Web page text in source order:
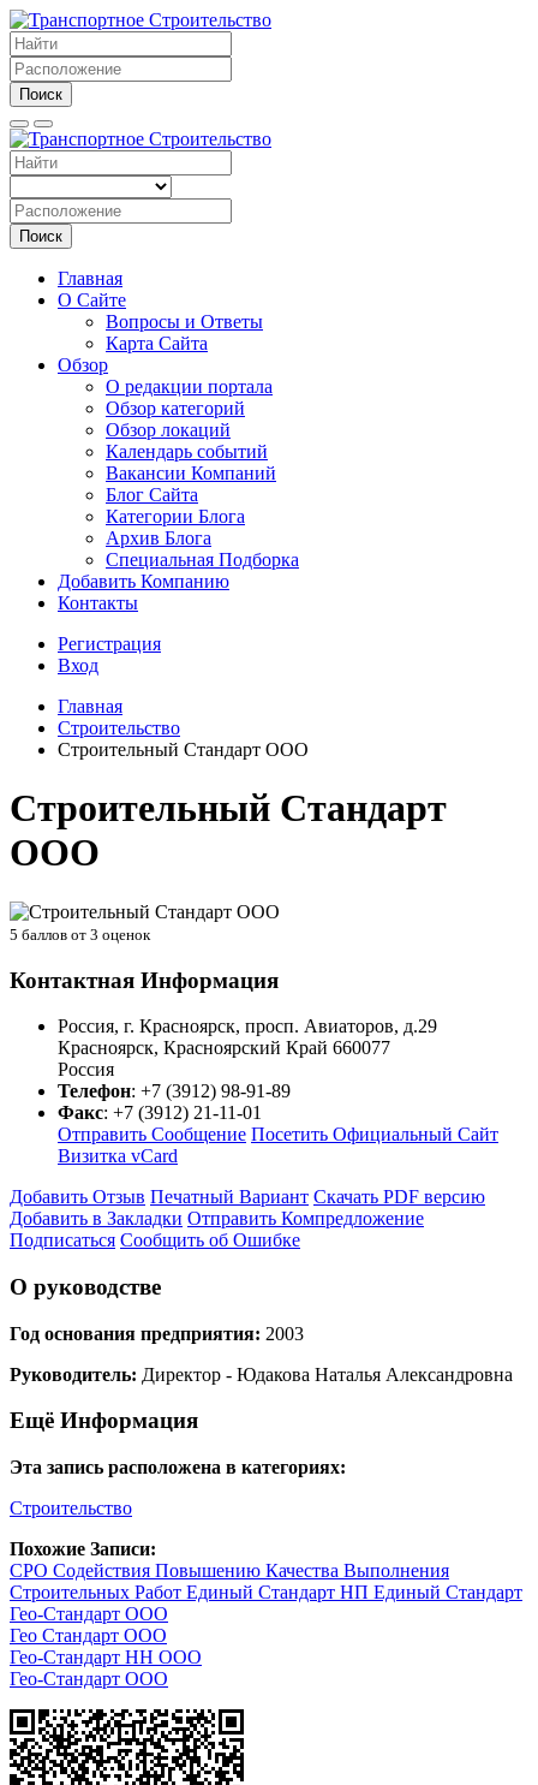
Поиск
Поиск
Главная
О Сайте
Вопросы и Ответы
Карта Сайта
Обзор
О редакции портала
Обзор категорий
Обзор локаций
Календарь событий
Вакансии Компаний
Блог Сайта
Категории Блога
Архив Блога
Специальная Подборка
Добавить Компанию
Контакты
Регистрация
Вход
Главная
Строительство
Строительный Стандарт ООО
Строительный Стандарт
ООО
5 баллов от 3 оценок
Контактная Информация
Россия, г. Красноярск, просп. Авиаторов, д.29
Красноярск, Красноярский Край 660077
Россия
Телефон: +7 (3912) 98-91-89
Факс: +7 (3912) 21-11-01
Отправить Сообщение Посетить Официальный Сайт
Визитка vCard
Добавить Отзыв Печатный Вариант Скачать PDF версию
Добавить в Закладки Отправить Компредложение
Подписаться Сообщить об Ошибке
О руководстве
Год основания предприятия: 2003
Руководитель: Директор - Юдакова Наталья Александровна
Ещё Информация
Эта запись расположена в категориях:
Строительство
Похожие Записи:
СРО Содействия Повышению Качества Выполнения
Строительных Работ Единый Стандарт НП Единый Стандарт
Гео-Стандарт ООО
Гео Стандарт ООО
Гео-Стандарт НН ООО
Гео-Стандарт ООО